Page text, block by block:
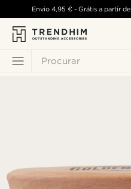
Procurar
Envio 4,95 €- Grátis a partir de